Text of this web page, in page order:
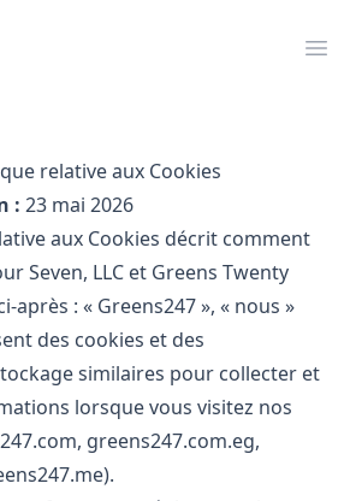
relative aux Cookies
: 23 mai 2026
aux Cookies décrit comment
Seven, LLC et Greens Twenty
après : « Greens247 », « nous »
des cookies et des
similaires pour collecter et
lorsque vous visitez nos
greens247.com.eg,